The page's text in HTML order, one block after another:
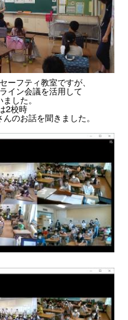
ーフティ教室ですが、
イン会議を活用して
ました。
2校時
のお話を聞きました。